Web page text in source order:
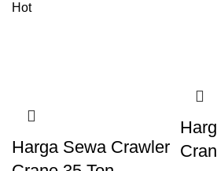
Hot
Harga Sewa Crawler